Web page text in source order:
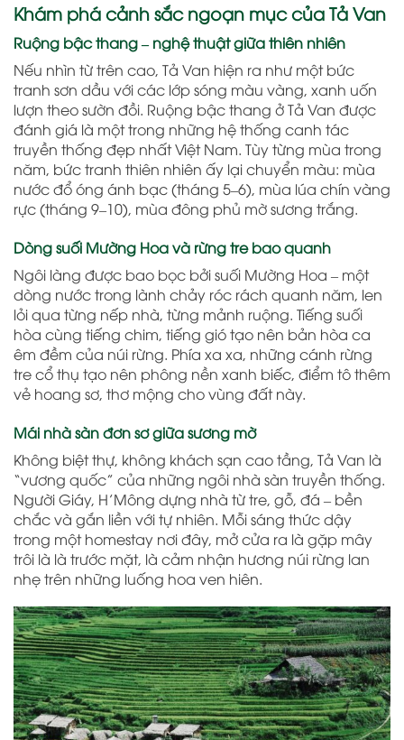
Khám phá cảnh sắc ngoạn mục của Tả Van
Ruộng bậc thang – nghệ thuật giữa thiên nhiên
Nếu nhìn từ trên cao, Tả Van hiện ra như một bức
tranh sơn dầu với các lớp sóng màu vàng, xanh uốn
lượn theo sườn đồi. Ruộng bậc thang ở Tả Van được
đánh giá là một trong những hệ thống canh tác
truyền thống đẹp nhất Việt Nam. Tùy từng mùa trong
năm, bức tranh thiên nhiên ấy lại chuyển màu: mùa
nước đổ óng ánh bạc (tháng 5–6), mùa lúa chín vàng
rực (tháng 9–10), mùa đông phủ mờ sương trắng.
Dòng suối Mường Hoa và rừng tre bao quanh
Ngôi làng được bao bọc bởi suối Mường Hoa – một
dòng nước trong lành chảy róc rách quanh năm, len
lỏi qua từng nếp nhà, từng mảnh ruộng. Tiếng suối
hòa cùng tiếng chim, tiếng gió tạo nên bản hòa ca
êm đềm của núi rừng. Phía xa xa, những cánh rừng
tre cổ thụ tạo nên phông nền xanh biếc, điểm tô thêm
vẻ hoang sơ, thơ mộng cho vùng đất này.
Mái nhà sàn đơn sơ giữa sương mờ
Không biệt thự, không khách sạn cao tầng, Tả Van là
“vương quốc” của những ngôi nhà sàn truyền thống.
Người Giáy, H’Mông dựng nhà từ tre, gỗ, đá – bền
chắc và gắn liền với tự nhiên. Mỗi sáng thức dậy
trong một homestay nơi đây, mở cửa ra là gặp mây
trôi là là trước mặt, là cảm nhận hương núi rừng lan
nhẹ trên những luống hoa ven hiên.